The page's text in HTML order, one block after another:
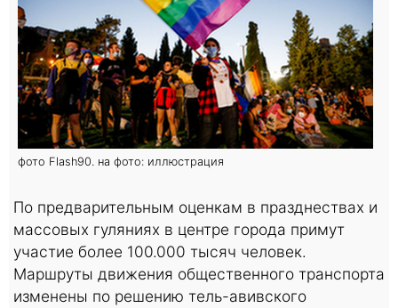
фото Flash90. на фото: иллюстрация
По предварительным оценкам в празднествах и
массовых гуляниях в центре города примут
участие более 100.000 тысяч человек.
Маршруты движения общественного транспорта
изменены по решению тель-авивского